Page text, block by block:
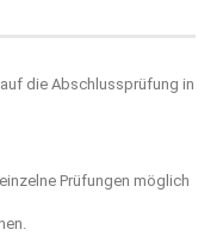
die Abschlussprüfung in
Prüfungen möglich